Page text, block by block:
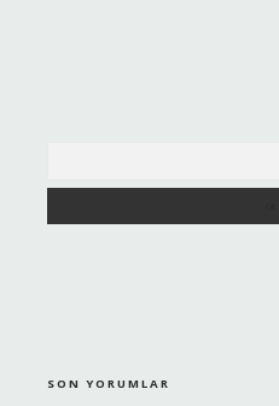
SON YORUMLAR